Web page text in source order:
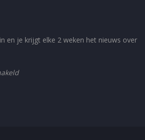
en je krijgt elke 2 weken het nieuws over